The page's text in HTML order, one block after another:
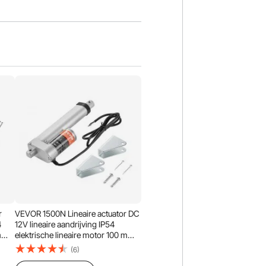
VEVOR 1500N Lineaire actuator DC
12V lineaire aandrijving IP54
elektrische lineaire motor 100 mm
slag Geluidsniveau ≤ 60 dB
Elektrische deuropener 5 mm/s
(6)